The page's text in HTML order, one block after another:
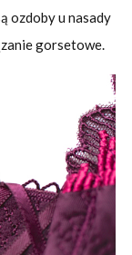
ozdoby u nasady
gorsetowe.